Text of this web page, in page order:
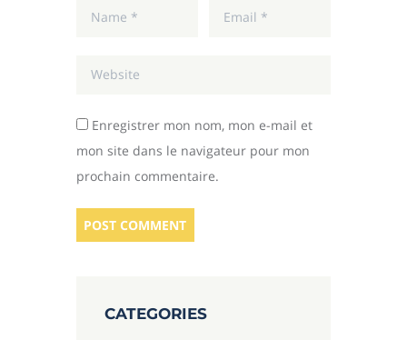
Enregistrer mon nom, mon e-mail et
mon site dans le navigateur pour mon
prochain commentaire.
CATEGORIES